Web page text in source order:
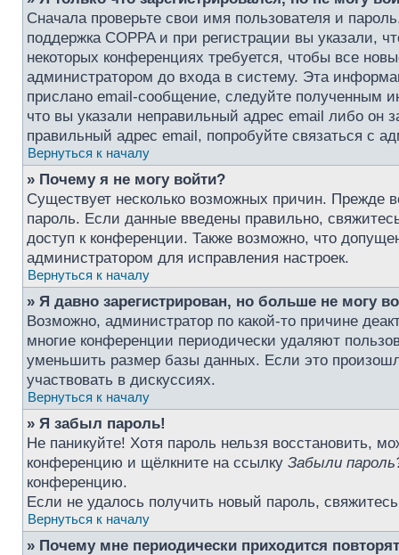
Сначала проверьте свои имя пользователя и
поддержка COPPA и при регистрации вы указали,
некоторых конференциях требуется, чтобы все
администратором до входа в систему. Эта
прислано email-сообщение, следуйте полученным
что вы указали неправильный адрес email либо он
правильный адрес email, попробуйте связаться с
Вернуться к началу
» Почему я не могу войти?
Существует несколько возможных причин. Прежде
пароль. Если данные введены правильно,
доступ к конференции. Также возможно, что
администратором для исправления настроек.
Вернуться к началу
» Я давно зарегистрирован, но больше не могу
Возможно, администратор по какой-то причине
многие конференции периодически удаляют
уменьшить размер базы данных. Если это
участвовать в дискуссиях.
Вернуться к началу
» Я забыл пароль!
Не паникуйте! Хотя пароль нельзя восстановить,
конференцию и щёлкните на ссылку Забыли
конференцию.
Если не удалось получить новый пароль,
Вернуться к началу
» Почему мне периодически приходится